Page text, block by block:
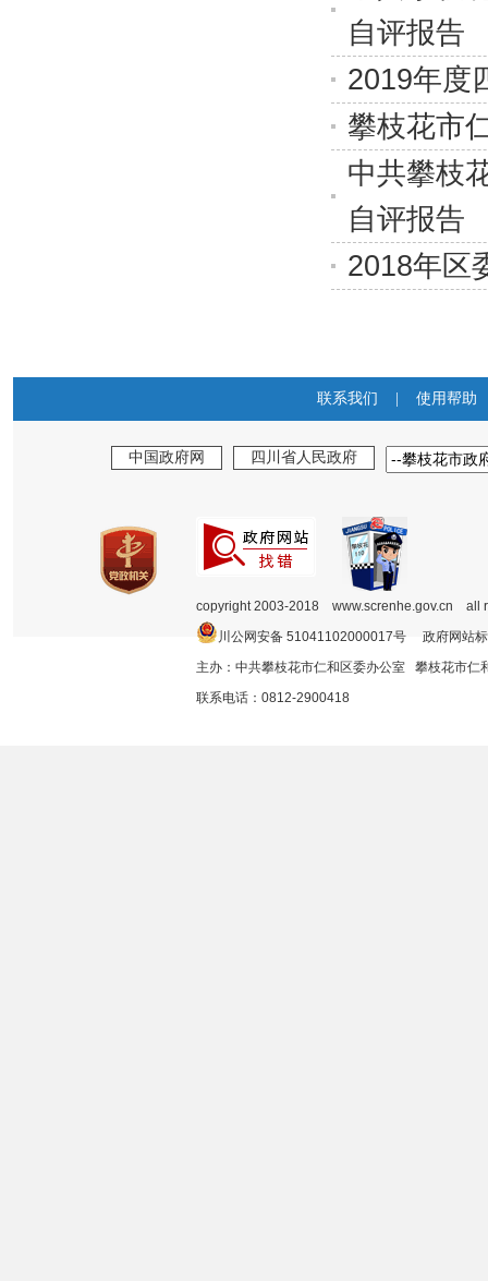
自评报告
2019年度
攀枝花市
中共攀枝
自评报告
2018年区
联系我们 使用帮助
中国政府网 四川省人民政府
copyright 2003-2018 www.screnhe.gov.cn
川公网安备 51041102000017号 政府网站
主办：中共攀枝花市仁和区委办公室 攀枝花市
联系电话：0812-2900418